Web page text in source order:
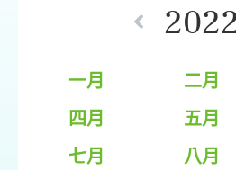
一月 二月
四月
五月
七月
八月